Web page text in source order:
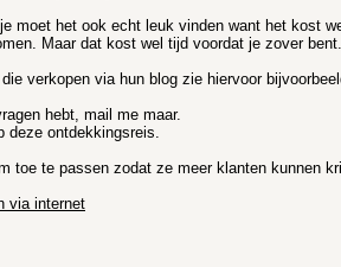
moet het ook echt leuk vinden want het kost
Maar dat kost wel tijd voordat je zover bent.
verkopen via hun blog zie hiervoor
hebt, mail me maar.
ontdekkingsreis.
toe te passen zodat ze meer klanten kunnen
via internet